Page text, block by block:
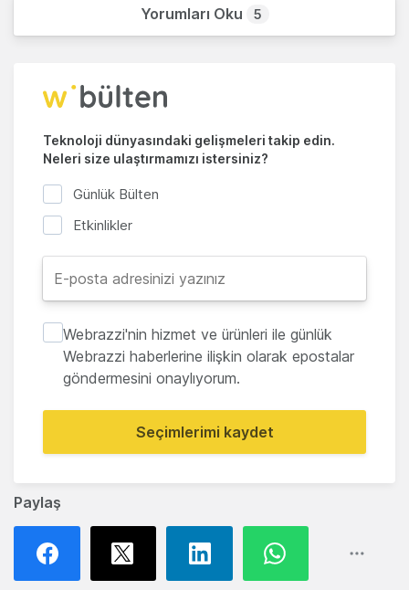
Paylaş
Yorumları Oku 5
Teknoloji dünyasındaki gelişmeleri takip edin.
Neleri size ulaştırmamızı istersiniz?
Günlük Bülten
Etkinlikler
Webrazzi'nin hizmet ve ürünleri ile günlük
Webrazzi haberlerine ilişkin olarak epostalar
göndermesini onaylıyorum.
Seçimlerimi kaydet